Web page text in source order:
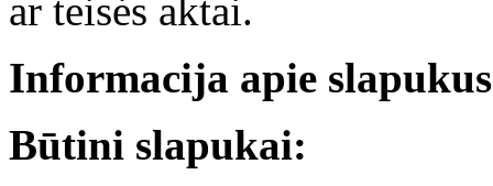
ar teisės aktai.
Informacija apie slapukus
Būtini slapukai: